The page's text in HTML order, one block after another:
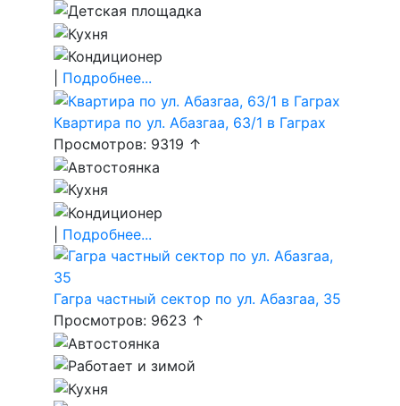
Подробнее...
Квартира по ул. Абазгаа, 63/1 в Гаграх
Просмотров: 9319 ↑
Подробнее...
Гагра частный сектор по ул. Абазгаа, 35
Просмотров: 9623 ↑